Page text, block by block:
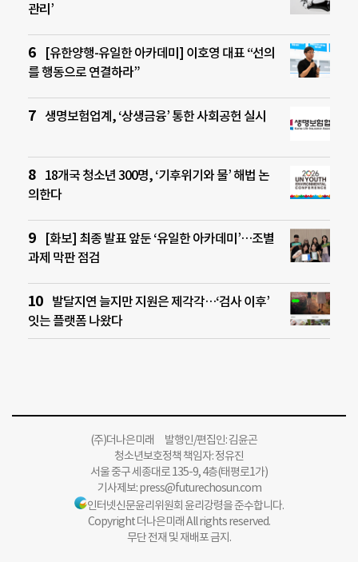
관리’
[유한양행-유일한 아카데미] 이호영 대표 “선의
를 행동으로 연결하라”
생명보험업계, ‘상생금융’ 통한 사회공헌 실시
18개국 청소년 300명, ‘기후위기와 물’ 해법 논
의한다
[화보] 최종 발표 앞둔 ‘유일한 아카데미’…조별
과제 막판 점검
발달지연 늘지만 지원은 제각각…‘검사 이후’
잇는 플랫폼 나왔다
(주)더나은미래 발행인/편집인: 김윤곤
청소년보호정책 책임자: 정유진
서울 중구 세종대로 135-9, 4층(태평로1가)
기사제보:press@futurechosun.com
인터넷신문윤리위원회 윤리강령을 준수합니다.
Copyright 더나은미래 All rights reserved.
무단 전재 및 재배포 금지.